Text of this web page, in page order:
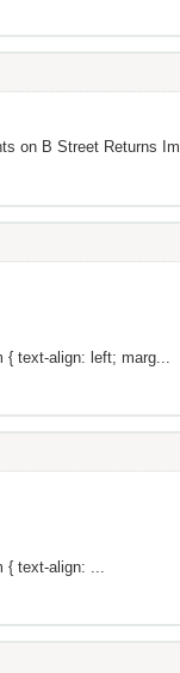
on B Street Returns
{ text-align: left; marg...
{ text-align: ...